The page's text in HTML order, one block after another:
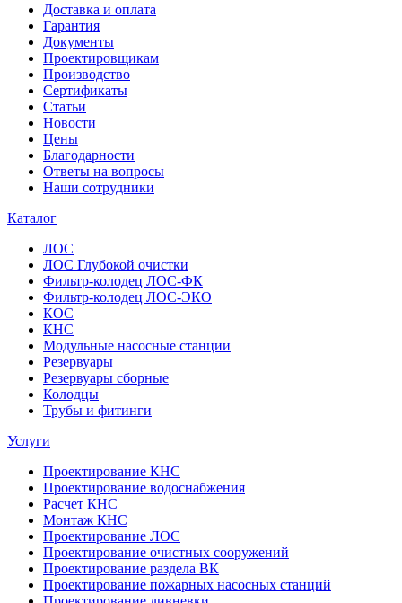
Доставка и оплата
Гарантия
Документы
Проектировщикам
Производство
Сертификаты
Статьи
Новости
Цены
Благодарности
Ответы на вопросы
Наши сотрудники
Каталог
ЛОС
ЛОС Глубокой очистки
Фильтр-колодец ЛОС-ФК
Фильтр-колодец ЛОС-ЭКО
КОС
КНС
Модульные насосные станции
Резервуары
Резервуары сборные
Колодцы
Трубы и фитинги
Услуги
Проектирование КНС
Проектирование водоснабжения
Расчет КНС
Монтаж КНС
Проектирование ЛОС
Проектирование очистных сооружений
Проектирование раздела ВК
Проектирование пожарных насосных станций